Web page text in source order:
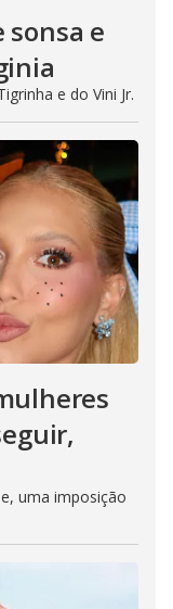
sonsa e
e do Vini Jr.
uma imposição